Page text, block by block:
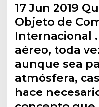
17 Jun 2019
Objeto de
Internacional
aéreo, toda
aunque sea
atmósfera,
hace